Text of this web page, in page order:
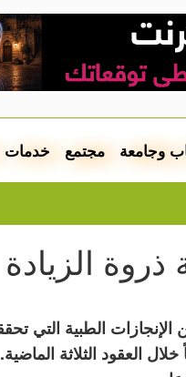
وجامعة مجتمع خدمات
الطبية التي
العقود الثلاثة